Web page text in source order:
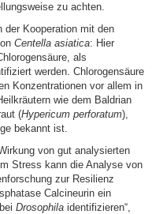
zu achten.
der Kooperation mit den
Centella asiatica: Hier
als
werden. Chlorogensäure
Konzentrationen vor allem in
wie dem Baldrian
(Hypericum perforatum),
bekannt ist.
von gut analysierten
Stress kann die Analyse von
zur Resilienz
Calcineurin ein
Drosophila identifizieren“,